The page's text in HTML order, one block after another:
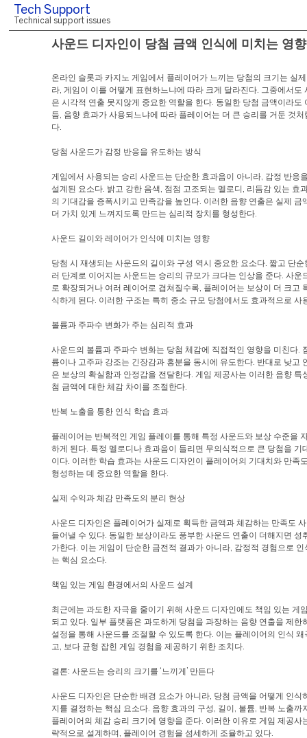
Tech Support
Technical support issues
사운드 디자인이 당첨 금액 인식에 미치는 영향
온라인 슬롯과 카지노 게임에서 플레이어가 느끼는 당첨의 크기는 실
라, 게임이 이를 어떻게 표현하느냐에 따라 크게 달라진다. 그중에서도
은 시각적 연출 못지않게 중요한 역할을 한다. 동일한 당첨 금액이라도
듬, 음향 효과가 사용되느냐에 따라 플레이어는 더 큰 승리를 거둔 것처
다.
당첨 사운드가 감정 반응을 유도하는 방식
게임에서 사용되는 승리 사운드는 단순한 효과음이 아니라, 감정 반응
설계된 요소다. 밝고 강한 음색, 점점 고조되는 멜로디, 리듬감 있는 효
의 기대감을 증폭시키고 만족감을 높인다. 이러한 음향 연출은 실제 금
더 가치 있게 느껴지도록 만드는 심리적 장치를 형성한다.
사운드 길이와 레이어가 인식에 미치는 영향
당첨 시 재생되는 사운드의 길이와 구성 역시 중요한 요소다. 짧고 단순
러 단계로 이어지는 사운드는 승리의 규모가 크다는 인상을 준다. 사운
로 확장되거나 여러 레이어로 겹쳐질수록, 플레이어는 보상이 더 크고
식하게 된다. 이러한 구조는 특히 중소 규모 당첨에서도 효과적으로 사
볼륨과 주파수 변화가 주는 심리적 효과
사운드의 볼륨과 주파수 변화는 당첨 체감에 직접적인 영향을 미친다.
륨이나 고주파 강조는 긴장감과 흥분을 동시에 유도한다. 반대로 낮고
은 보상의 확실함과 안정감을 전달한다. 게임 제공사는 이러한 음향 특
첨 금액에 대한 체감 차이를 조절한다.
반복 노출을 통한 인식 학습 효과
플레이어는 반복적인 게임 플레이를 통해 특정 사운드와 보상 수준을
하게 된다. 특정 멜로디나 효과음이 들리면 무의식적으로 큰 당첨을 기
이다. 이러한 학습 효과는 사운드 디자인이 플레이어의 기대치와 만족
형성하는 데 중요한 역할을 한다.
실제 수익과 체감 만족도의 분리 현상
사운드 디자인은 플레이어가 실제로 획득한 금액과 체감하는 만족도
들어낼 수 있다. 동일한 보상이라도 풍부한 사운드 연출이 더해지면 성
가한다. 이는 게임이 단순한 금전적 결과가 아니라, 감정적 경험으로 인
는 핵심 요소다.
책임 있는 게임 환경에서의 사운드 설계
최근에는 과도한 자극을 줄이기 위해 사운드 디자인에도 책임 있는 게
되고 있다. 일부 플랫폼은 과도하게 당첨을 과장하는 음향 연출을 제한
설정을 통해 사운드를 조절할 수 있도록 한다. 이는 플레이어의 인식 왜
고, 보다 균형 잡힌 게임 경험을 제공하기 위한 조치다.
결론: 사운드는 승리의 크기를 ‘느끼게’ 만든다
사운드 디자인은 단순한 배경 요소가 아니라, 당첨 금액을 어떻게 인식
지를 결정하는 핵심 요소다. 음향 효과의 구성, 길이, 볼륨, 반복 노출까
플레이어의 체감 승리 크기에 영향을 준다. 이러한 이유로 게임 제공사
략적으로 설계하며, 플레이어 경험을 섬세하게 조율하고 있다.